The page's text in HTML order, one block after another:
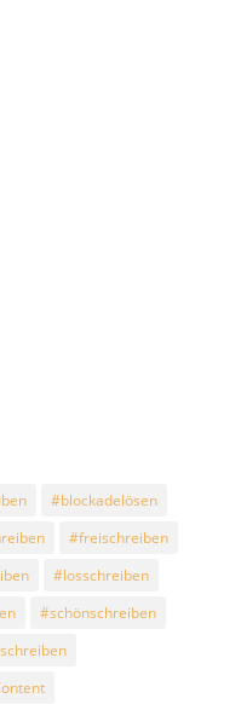
#blockadelösen
#freischreiben
#losschreiben
#schönschreiben